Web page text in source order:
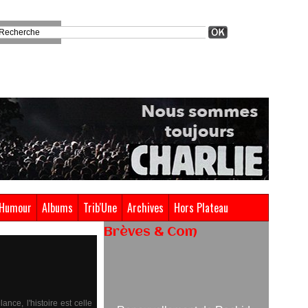
Humour Albums Trib'Une Archives Hors Plateau
l'histoire est celle
Brèves & Com
05/08/2026